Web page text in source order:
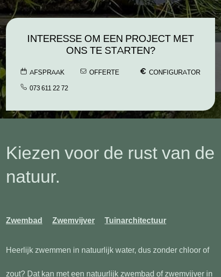
INTERESSE OM EEN PROJECT MET
ONS TE STARTEN?
AFSPRAAK OFFERTE
CONFIGURATOR
073 611 22 72
Kiezen voor de rust van de
natuur.
Zwembad Zwemvijver Tuinarchitectuur
Heerlijk zwemmen in natuurlijk water, dus zonder chloor of
zout? Dat kan met een natuurlijk zwembad of zwemvijver in